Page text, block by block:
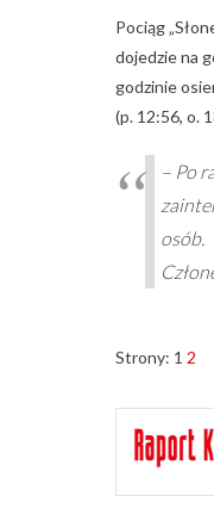
Pociąg
dojedzie na
godzinie
(p. 12:56, o.
– Po
osób.
Strony: 1 2